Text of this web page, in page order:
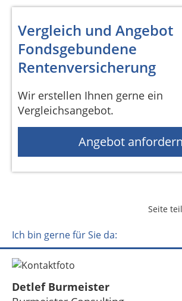
Vergleich und Angebot
Fondsgebundene
Rentenversicherung
Wir erstellen Ihnen gerne ein
Vergleichsangebot.
Angebot anfordern
Seite
Ich bin gerne für Sie da:
Detlef Burmeister